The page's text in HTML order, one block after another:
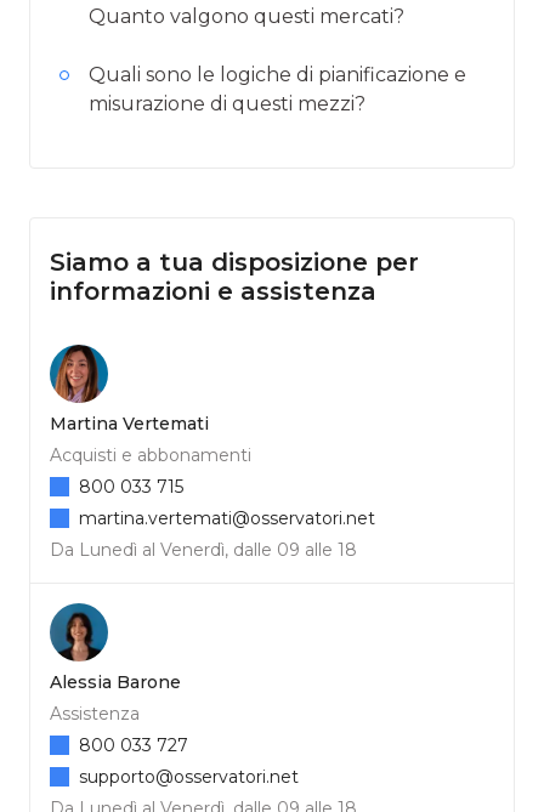
Quanto valgono questi mercati?
Quali sono le logiche di pianificazione e
misurazione di questi mezzi?
Siamo a tua disposizione per
informazioni e assistenza
Martina Vertemati
Acquisti e abbonamenti
Da Lunedì al Venerdì, dalle 09 alle 18
800 033 715
martina.vertemati@osservatori.net
Alessia Barone
Assistenza
800 033 727
supporto@osservatori.net